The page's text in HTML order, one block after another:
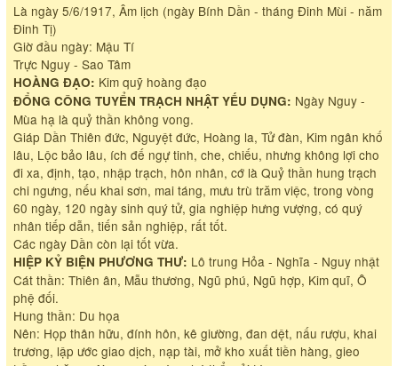
Là ngày 5/6/1917, Âm lịch (ngày Bính Dần - tháng Đinh Mùi - năm
Đinh Tị)
Giờ đầu ngày: Mậu Tí
Trực Nguy - Sao Tâm
HOÀNG ĐẠO: Kim quỹ hoàng đạo
ĐỔNG CÔNG TUYỂN TRẠCH NHẬT YẾU DỤNG: Ngày Nguy -
Mùa hạ là quỷ thần không vong.
Giáp Dần Thiên đức, Nguyệt đức, Hoàng la, Tử đàn, Kim ngân khố
lâu, Lộc bảo lâu, ích đế ngự tinh, che, chiếu, nhưng không lợi cho
đi xa, định, tạo, nhập trạch, hôn nhân, cớ là Quỷ thần hung trạch
chi ngưng, nếu khai sơn, mai táng, mưu trù trăm việc, trong vòng
60 ngày, 120 ngày sinh quý tử, gia nghiệp hưng vượng, có quý
nhân tiếp dẫn, tiến sản nghiệp, rất tốt.
Các ngày Dần còn lại tốt vừa.
HIỆP KỶ BIỆN PHƯƠNG THƯ: Lô trung Hỏa - Nghĩa - Nguy nhật
Cát thần: Thiên ân, Mẫu thương, Ngũ phú, Ngũ hợp, Kim quĩ, Ô
phệ đối.
Hung thần: Du họa
Nên: Họp thân hữu, đính hôn, kê giường, đan dệt, nấu rượu, khai
trương, lập ước giao dịch, nạp tài, mở kho xuất tiền hàng, gieo